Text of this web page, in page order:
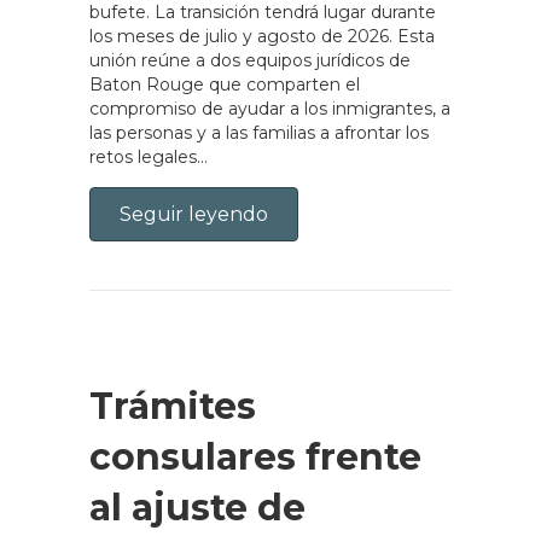
bufete. La transición tendrá lugar durante
los meses de julio y agosto de 2026. Esta
unión reúne a dos equipos jurídicos de
Baton Rouge que comparten el
compromiso de ayudar a los inmigrantes, a
las personas y a las familias a afrontar los
retos legales…
Seguir leyendo
Trámites
consulares frente
al ajuste de